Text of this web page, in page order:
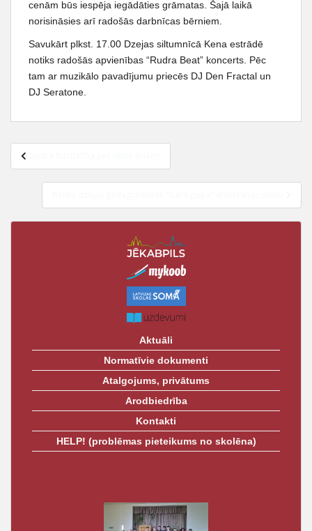
cenām būs iespēja iegādāties grāmatas. Šajā laikā
norisināsies arī radošās darbnīcas bērniem.
Savukārt plkst. 17.00 Dzejas siltumnīcā Kena estrādē
notiks radošās apvienības “Rudra Beat” koncerts. Pēc
tam ar muzikālo pavadījumu priecēs DJ Den Fractal un
DJ Seratone.
Ziņu
izvēlne
Aktuāli
Normatīvie dokumenti
Atalgojums, privātums
Arodbiedrība
Kontakti
HELP! (problēmas pieteikums no skolēna)